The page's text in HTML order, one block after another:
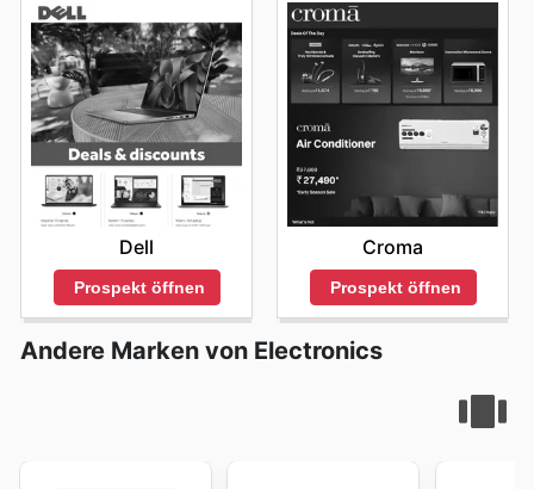
Dell
Prospekt öffnen
Croma
Prospekt öffnen
Andere Marken von Electronics